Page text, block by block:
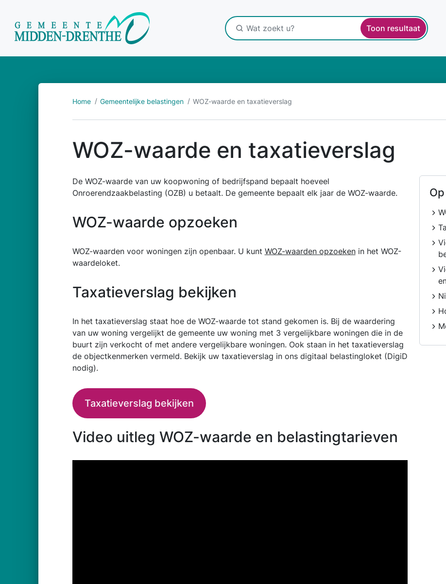
Toon resultaat
Home Gemeentelijke belastingen WOZ-waarde en taxatieverslag
WOZ-waarde en taxatieverslag
De WOZ-waarde van uw koopwoning of bedrijfspand bepaalt hoeveel
Onroerendzaakbelasting (OZB) u betaalt. De gemeente bepaalt elk jaar de WOZ-waarde.
WOZ-waarde opzoeken
WOZ-waarden voor woningen zijn openbaar. U kunt WOZ-waarden opzoekenin het WOZ-
waardeloket.
Taxatieverslag bekijken
In het taxatieverslag staat hoe de WOZ-waarde tot stand gekomen is. Bij de waardering
van uw woning vergelijkt de gemeente uw woning met 3 vergelijkbare woningen die in de
buurt zijn verkocht of met andere vergelijkbare woningen. Ook staan in het taxatieverslag
de objectkenmerken vermeld. Bekijk uw taxatieverslag in ons digitaal belastingloket (DigiD
nodig).
Taxatieverslag bekijken
Video uitleg WOZ-waarde en belastingtarieven